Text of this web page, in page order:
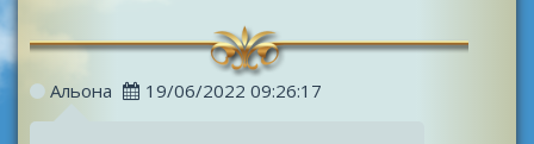
Альона 19/06/2022 09:26:17